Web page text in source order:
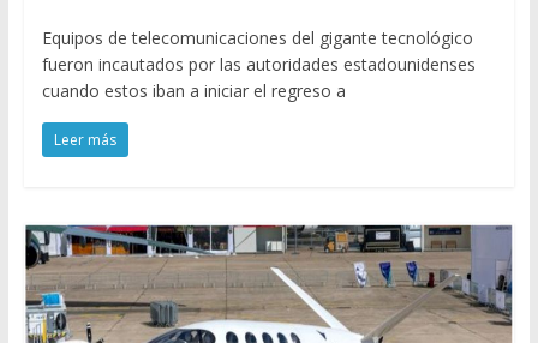
Equipos de telecomunicaciones del gigante tecnológico
fueron incautados por las autoridades estadounidenses
cuando estos iban a iniciar el regreso a
Leer más